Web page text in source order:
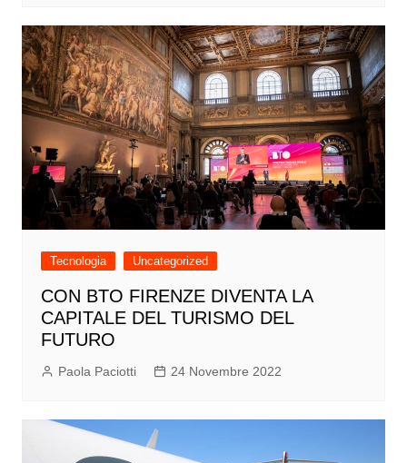
Tecnologia Uncategorized
CON BTO FIRENZE DIVENTA LA
CAPITALE DEL TURISMO DEL
FUTURO
Paola Paciotti 24 Novembre 2022